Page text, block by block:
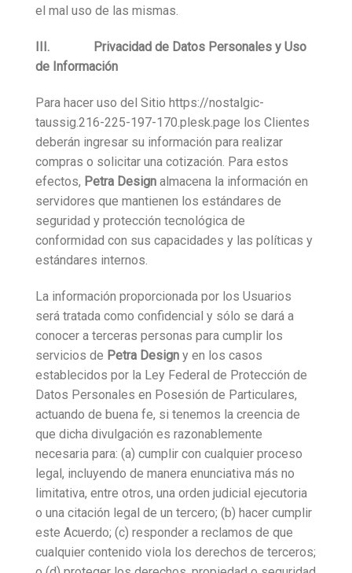
el mal uso de las mismas.
III. Privacidad de Datos Personales y Uso
de Información
Para hacer uso del Sitio https://nostalgic-
taussig.216-225-197-170.plesk.page los Clientes
deberán ingresar su información para realizar
compras o solicitar una cotización. Para estos
efectos, Petra Design almacena la información en
servidores que mantienen los estándares de
seguridad y protección tecnológica de
conformidad con sus capacidades y las políticas y
estándares internos.
La información proporcionada por los Usuarios
será tratada como confidencial y sólo se dará a
conocer a terceras personas para cumplir los
servicios de Petra Design y en los casos
establecidos por la Ley Federal de Protección de
Datos Personales en Posesión de Particulares,
actuando de buena fe, si tenemos la creencia de
que dicha divulgación es razonablemente
necesaria para: (a) cumplir con cualquier proceso
legal, incluyendo de manera enunciativa más no
limitativa, entre otros, una orden judicial ejecutoria
o una citación legal de un tercero; (b) hacer cumplir
este Acuerdo; (c) responder a reclamos de que
cualquier contenido viola los derechos de terceros;